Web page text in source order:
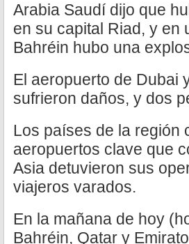
Arabia Saudí dijo que
en su capital Riad, y en
Bahréin hubo una
El aeropuerto de Dubai
sufrieron daños, y dos
Los países de la región
aeropuertos clave que
Asia detuvieron sus
viajeros varados.
En la mañana de hoy
Bahréin, Qatar y